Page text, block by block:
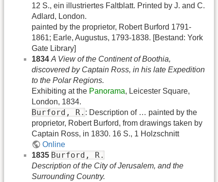
12 S., ein illustriertes Faltblatt. Printed by J. and C.
Adlard, London.
painted by the proprietor, Robert Burford 1791-
1861; Earle, Augustus, 1793-1838. [Bestand: York
Gate Library]
1834 A View of the Continent of Boothia,
discovered by Captain Ross, in his late Expedition
to the Polar Regions.
Exhibiting at the Panorama, Leicester Square,
London, 1834.
Burford, R. : Description of … painted by the
proprietor, Robert Burford, from drawings taken by
Captain Ross, in 1830. 16 S., 1 Holzschnitt
Online
1835 Burford, R.
Description of the City of Jerusalem, and the
Surrounding Country.